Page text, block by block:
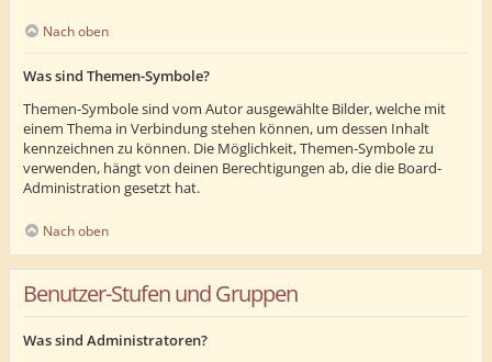
Nach oben
Was sind Themen-Symbole?
Themen-Symbole sind vom Autor ausgewählte Bilder, welche mit
einem Thema in Verbindung stehen können, um dessen Inhalt
kennzeichnen zu können. Die Möglichkeit, Themen-Symbole zu
verwenden, hängt von deinen Berechtigungen ab, die die Board-
Administration gesetzt hat.
Nach oben
Benutzer-Stufen und Gruppen
Was sind Administratoren?